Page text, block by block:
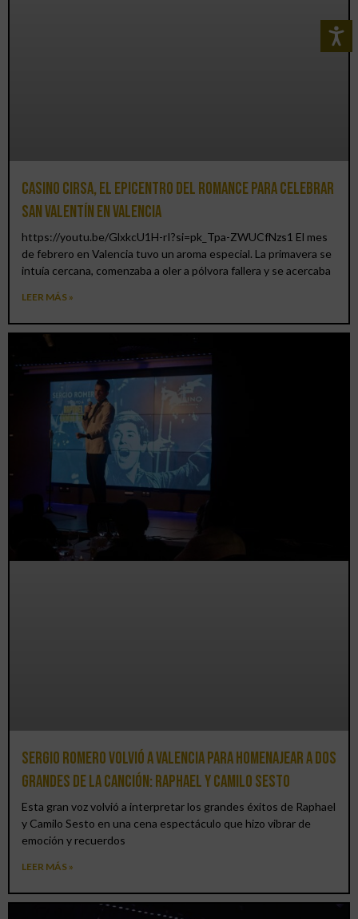
Casino CIRSA, el epicentro del romance para celebrar
San Valentín en Valencia
https://youtu.be/GlxkcU1H-rI?si=pk_Tpa-ZWUCfNzs1 El mes
de febrero en Valencia tuvo un aroma especial. La primavera se
intuía cercana, comenzaba a oler a pólvora fallera y se acercaba
LEER MÁS »
Sergio Romero volvió a Valencia para homenajear a dos
grandes de la canción: Raphael y Camilo Sesto
Esta gran voz volvió a interpretar los grandes éxitos de Raphael
y Camilo Sesto en una cena espectáculo que hizo vibrar de
emoción y recuerdos
LEER MÁS »